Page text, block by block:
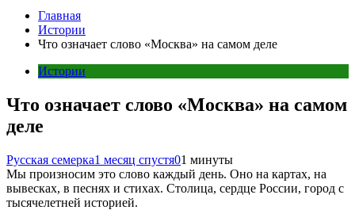
Главная
Истории
Что означает слово «Москва» на самом деле
Истории
Что означает слово «Москва» на самом
деле
Русская семерка1 месяц спустя01 минуты
Мы произносим это слово каждый день. Оно на картах, на
вывесках, в песнях и стихах. Столица, сердце России, город с
тысячелетней историей.